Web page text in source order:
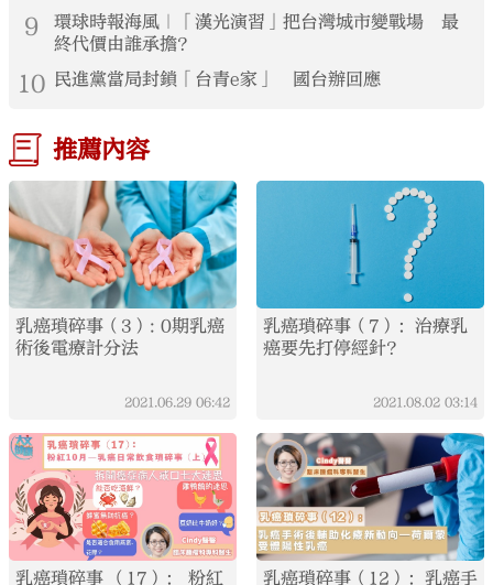
9
環球時報海風｜「漢光演習」把台灣城市變戰場 最
終代價由誰承擔？
10 民進黨當局封鎖「台青e家」 國台辦回應
推薦內容
乳癌瑣碎事（3）: 0期乳癌
術後電療計分法
2021.06.29 06:42
乳癌瑣碎事（7）：治療乳
癌要先打停經針？
2021.08.02 03:14
乳癌瑣碎事 （17）： 粉紅 乳癌瑣碎事（12）：乳癌手